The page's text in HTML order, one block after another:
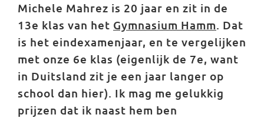
Michele Mahrez is 20 jaar en zit in de
13e klas van het Gymnasium Hamm. Dat
is het eindexamenjaar, en te vergelijken
met onze 6e klas (eigenlijk de 7e, want
in Duitsland zit je een jaar langer op
school dan hier). Ik mag me gelukkig
prijzen dat ik naast hem ben